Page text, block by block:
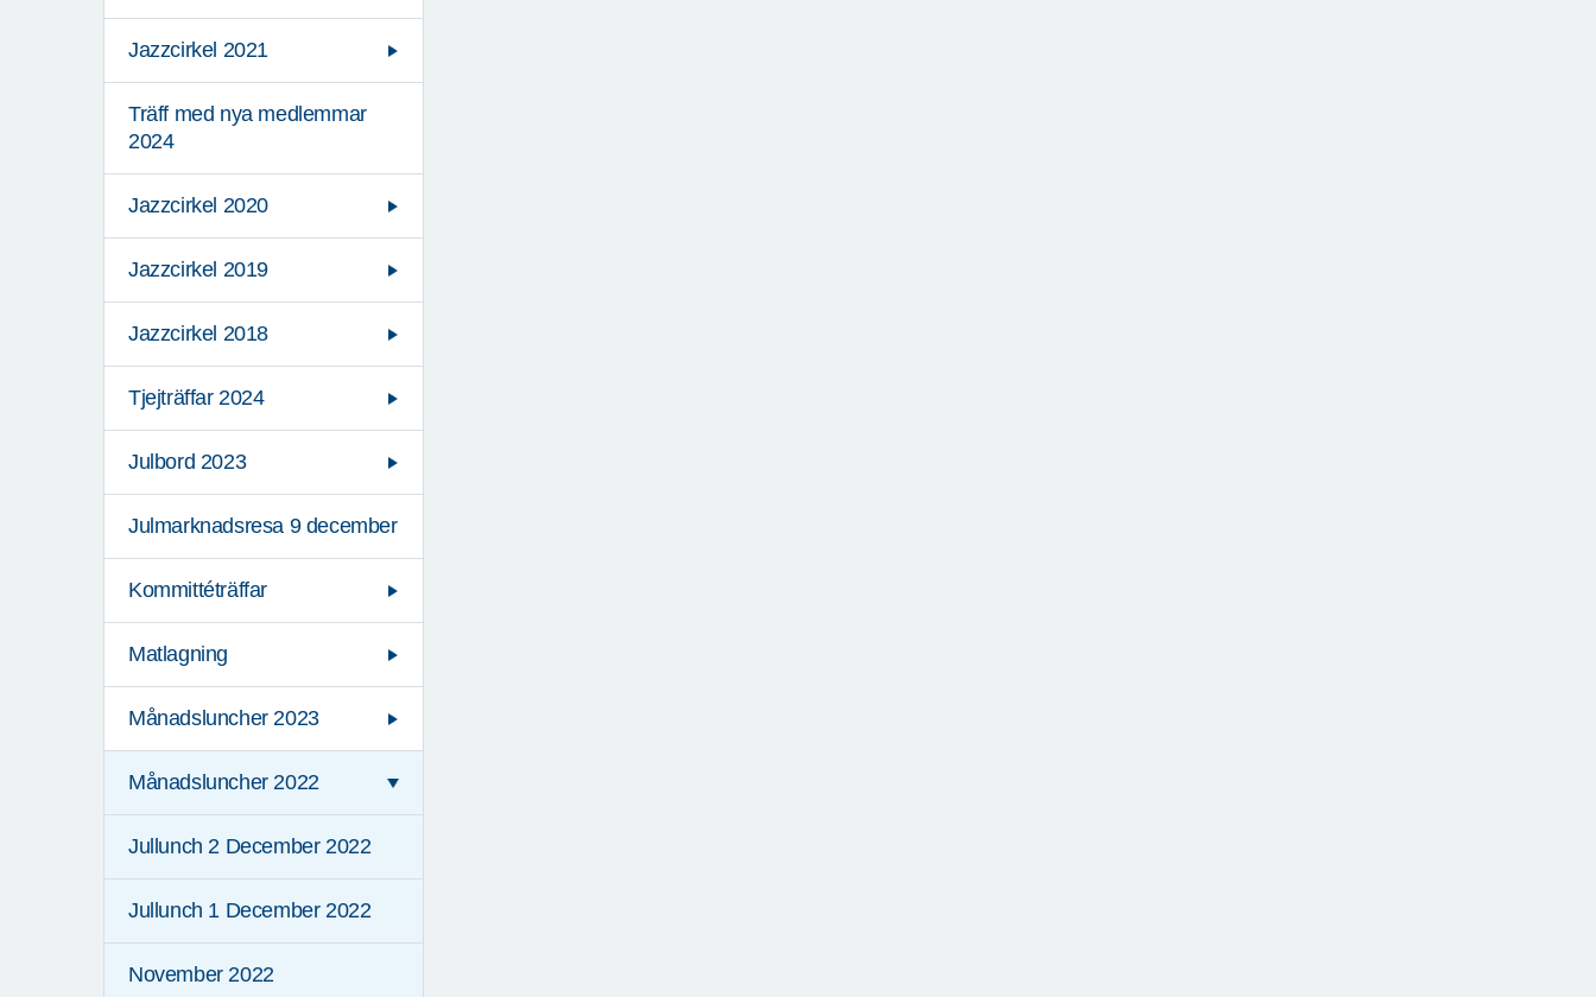
Jazzcirkel 2021
Träff med nya medlemmar
2024
Jazzcirkel 2020
Jazzcirkel 2019
Jazzcirkel 2018
Tjejträffar 2024
Julbord 2023
Julmarknadsresa 9 december
Kommittéträffar
Matlagning
Månadsluncher 2023
Månadsluncher 2022
Jullunch 2 December 2022
Jullunch 1 December 2022
November 2022